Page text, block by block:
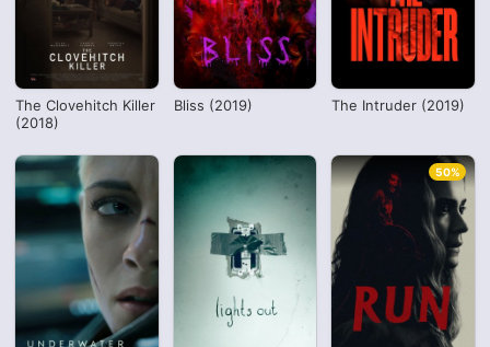
The Clovehitch Killer
(2018)
Bliss (2019) The Intruder (2019)
50%